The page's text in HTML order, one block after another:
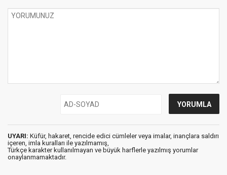
UYARI: Küfür, hakaret, rencide edici cümleler veya imalar, inançlara saldırı
içeren, imla kuralları ile yazılmamış,
Türkçe karakter kullanılmayan ve büyük harflerle yazılmış yorumlar
onaylanmamaktadır.